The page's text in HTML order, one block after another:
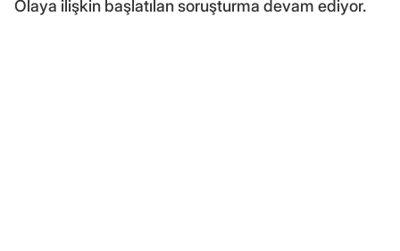
Olaya ilişkin başlatılan soruşturma devam ediyor.